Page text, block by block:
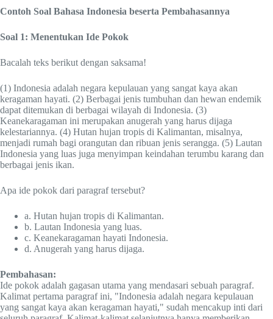
Contoh Soal Bahasa Indonesia beserta Pembahasannya
Soal 1: Menentukan Ide Pokok
Bacalah teks berikut dengan saksama!
(1) Indonesia adalah negara kepulauan yang sangat kaya akan
keragaman hayati. (2) Berbagai jenis tumbuhan dan hewan endemik
dapat ditemukan di berbagai wilayah di Indonesia. (3)
Keanekaragaman ini merupakan anugerah yang harus dijaga
kelestariannya. (4) Hutan hujan tropis di Kalimantan, misalnya,
menjadi rumah bagi orangutan dan ribuan jenis serangga. (5) Lautan
Indonesia yang luas juga menyimpan keindahan terumbu karang dan
berbagai jenis ikan.
Apa ide pokok dari paragraf tersebut?
a. Hutan hujan tropis di Kalimantan.
b. Lautan Indonesia yang luas.
c. Keanekaragaman hayati Indonesia.
d. Anugerah yang harus dijaga.
Pembahasan:
Ide pokok adalah gagasan utama yang mendasari sebuah paragraf.
Kalimat pertama paragraf ini, "Indonesia adalah negara kepulauan
yang sangat kaya akan keragaman hayati," sudah mencakup inti dari